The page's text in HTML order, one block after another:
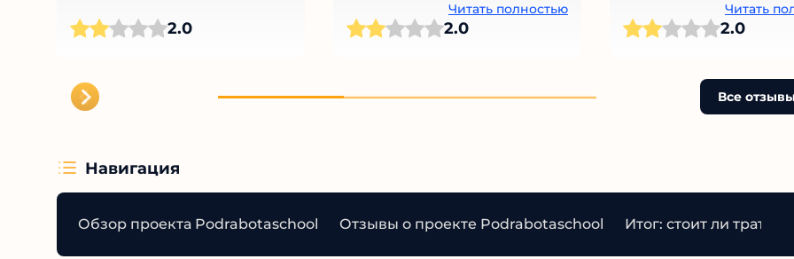
2.0
Читать полностью
2.0
реальных доказательств
успехов. Обещания
подкрепления фактами.
Негативные отзывы
типичную схему, где
реальными результатами.
Читать
2.0
Все отзывы
Навигация
Обзор проекта Podrabotaschool Отзывы о проекте Podrabotaschool Итог: стоит ли